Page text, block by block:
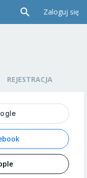
Zaloguj się
REJESTRACJA